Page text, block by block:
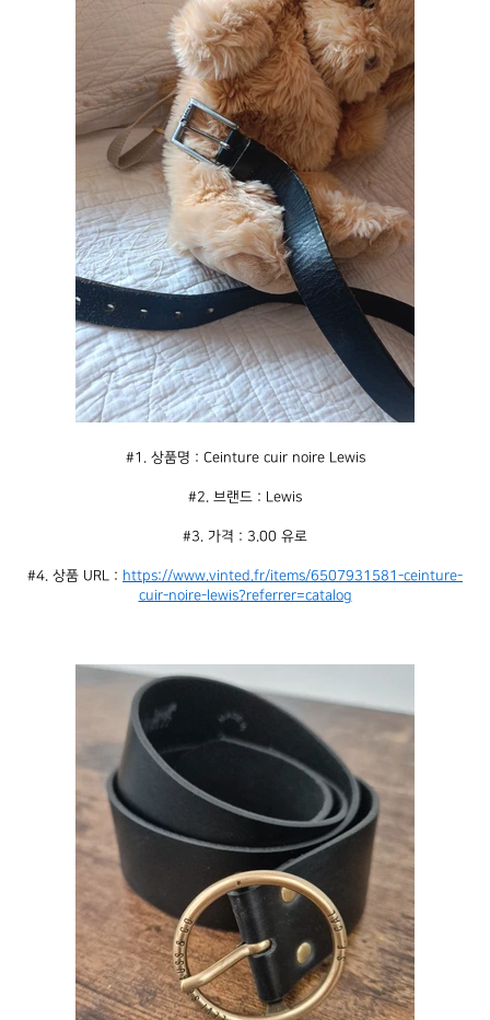
#1. 상품명 : Ceinture cuir noire Lewis
#2. 브랜드 : Lewis
#3. 가격 : 3.00 유로
#4. 상품 URL : https://www.vinted.fr/items/6507931581-ceinture-
cuir-noire-lewis?referrer=catalog